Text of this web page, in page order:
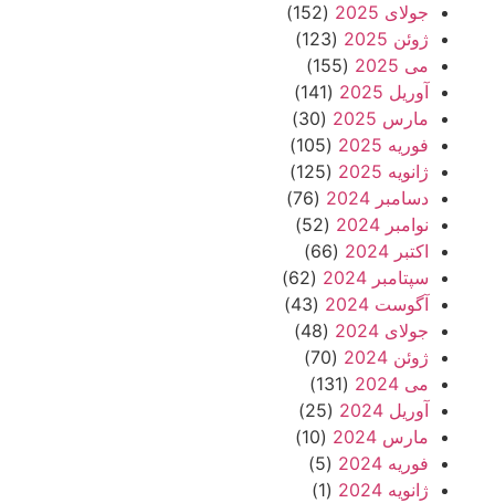
جولای 2025
(152)
ژوئن 2025
(123)
می 2025
(155)
آوریل 2025
(141)
مارس 2025
(30)
فوریه 2025
(105)
ژانویه 2025
(125)
دسامبر 2024
(76)
نوامبر 2024
(52)
اکتبر 2024
(66)
سپتامبر 2024
(62)
آگوست 2024
(43)
جولای 2024
(48)
ژوئن 2024
(70)
می 2024
(131)
آوریل 2024
(25)
مارس 2024
(10)
فوریه 2024
(5)
ژانویه 2024
(1)